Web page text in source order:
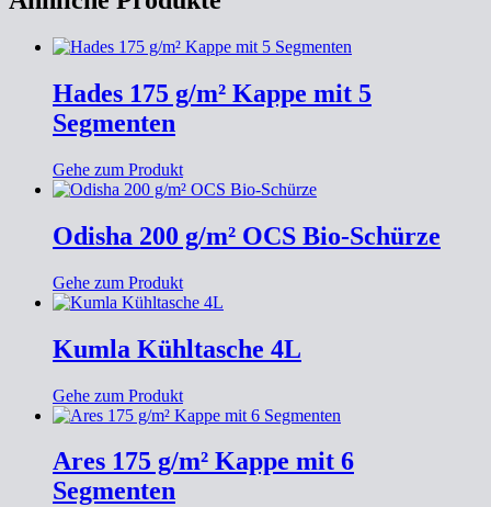
Hades 175 g/m² Kappe mit 5
Segmenten
Gehe zum Produkt
Odisha 200 g/m² OCS Bio-Schürze
Gehe zum Produkt
Kumla Kühltasche 4L
Gehe zum Produkt
Ares 175 g/m² Kappe mit 6
Segmenten